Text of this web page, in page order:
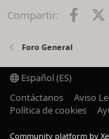
Compartir:
Foro General
Español (ES)
Contáctanos
Aviso
Política de cookies
Community platform by